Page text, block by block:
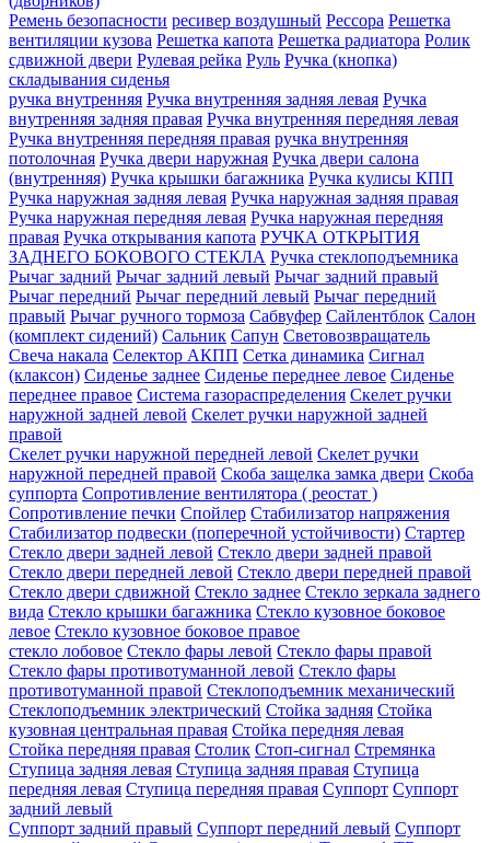
Ремень безопасности ресивер воздушный Рессора Решетка
вентиляции кузова Решетка капота Решетка радиатора Ролик
сдвижной двери Рулевая рейка Руль Ручка (кнопка)
складывания сиденья
ручка внутренняя Ручка внутренняя задняя левая Ручка
внутренняя задняя правая Ручка внутренняя передняя левая
Ручка внутренняя передняя правая ручка внутренняя
потолочная Ручка двери нaружная Ручка двери салона
(внутренняя) Ручка крышки багажника Ручка кулисы КПП
Ручка наружная задняя левая Ручка наружная задняя правая
Ручка наружная передняя левая Ручка наружная передняя
правая Ручка открывания капота РУЧКА ОТКРЫТИЯ
ЗАДНЕГО БОКОВОГО СТЕКЛА Ручка стеклоподъемника
Рычаг задний Рычаг задний левый Рычаг задний правый
Рычаг передний Рычаг передний левый Рычаг передний
правый Рычаг ручного тормоза Сабвуфер Сайлентблок Салон
(комплект сидений) Сальник Сапун Световозвращатель
Свеча накала Селектор АКПП Сетка динамика Сигнал
(клаксон) Сиденье заднее Сиденье переднее левое Сиденье
переднее правое Система газораспределения Скелет ручки
наружной задней левой Скелет ручки наружной задней
правой
Скелет ручки наружной передней левой Скелет ручки
наружной передней правой Скоба защелка замка двери Скоба
суппорта Сопротивление вентилятора ( реостат )
Сопротивление печки Спойлер Стабилизатор напряжения
Стабилизатор подвески (поперечной устойчивости) Стартер
Стекло двери задней левой Стекло двери задней правой
Стекло двери передней левой Стекло двери передней правой
Стекло двери сдвижной Стекло заднее Стекло зеркала заднего
вида Стекло крышки багажника Стекло кузовное боковое
левое Стекло кузовное боковое правое
стекло лобовое Стекло фары левой Стекло фары правой
Стекло фары противотуманной левой Стекло фары
противотуманной правой Стеклоподъемник механический
Стеклоподъемник электрический Стойка задняя Стойка
кузовная центральная правая Стойка передняя левая
Стойка передняя правая Столик Стоп-сигнал Стремянка
Ступица задняя левая Ступица задняя правая Ступица
передняя левая Ступица передняя правая Суппорт Суппорт
задний левый
Суппорт задний правый Суппорт передний левый Суппорт